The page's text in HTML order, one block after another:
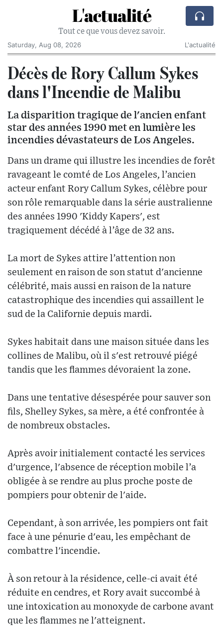
L'actualité
Tout ce que vous devez savoir.
Saturday, Aug 08, 2026
L'actualité
Décès de Rory Callum Sykes
dans l'Incendie de Malibu
La disparition tragique de l'ancien enfant
star des années 1990 met en lumière les
incendies dévastateurs de Los Angeles.
Dans un drame qui illustre les incendies de forêt
ravageant le comté de Los Angeles, l’ancien
acteur enfant Rory Callum Sykes, célèbre pour
son rôle remarquable dans la série australienne
des années 1990 'Kiddy Kapers', est
tragiquement décédé à l’âge de 32 ans.
La mort de Sykes attire l’attention non
seulement en raison de son statut d'ancienne
célébrité, mais aussi en raison de la nature
catastrophique des incendies qui assaillent le
sud de la Californie depuis mardi.
Sykes habitait dans une maison située dans les
collines de Malibu, où il s'est retrouvé piégé
tandis que les flammes dévoraient la zone.
Dans une tentative désespérée pour sauver son
fils, Shelley Sykes, sa mère, a été confrontée à
de nombreux obstacles.
Après avoir initialement contacté les services
d'urgence, l'absence de réception mobile l’a
obligée à se rendre au plus proche poste de
pompiers pour obtenir de l'aide.
Cependant, à son arrivée, les pompiers ont fait
face à une pénurie d'eau, les empêchant de
combattre l'incendie.
À son retour à la résidence, celle-ci avait été
réduite en cendres, et Rory avait succombé à
une intoxication au monoxyde de carbone avant
que les flammes ne l'atteignent.